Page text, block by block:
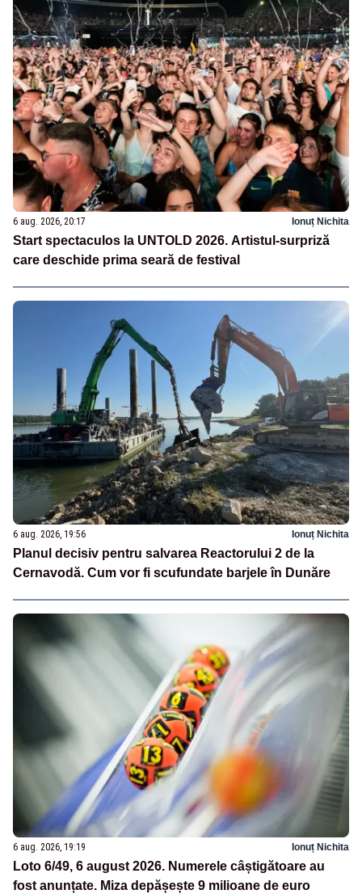
6 aug. 2026, 20:17 Ionuț Nichita
Start spectaculos la UNTOLD 2026. Artistul-surpriză
care deschide prima seară de festival
6 aug. 2026, 19:56 Ionuț Nichita
Planul decisiv pentru salvarea Reactorului 2 de la
Cernavodă. Cum vor fi scufundate barjele în Dunăre
6 aug. 2026, 19:19 Ionuț Nichita
Loto 6/49, 6 august 2026. Numerele câștigătoare au
fost anunțate. Miza depășește 9 milioane de euro